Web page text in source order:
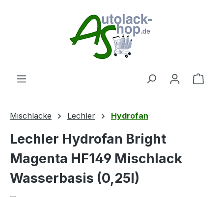
Mischlacke Lechler Hydrofan
Lechler Hydrofan Bright
Magenta HF149 Mischlack
Wasserbasis (0,25l)